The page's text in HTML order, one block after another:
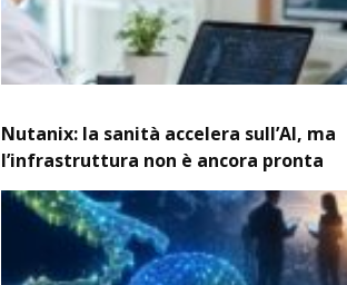
Nutanix: la sanità accelera sull’AI, ma
l’infrastruttura non è ancora pronta